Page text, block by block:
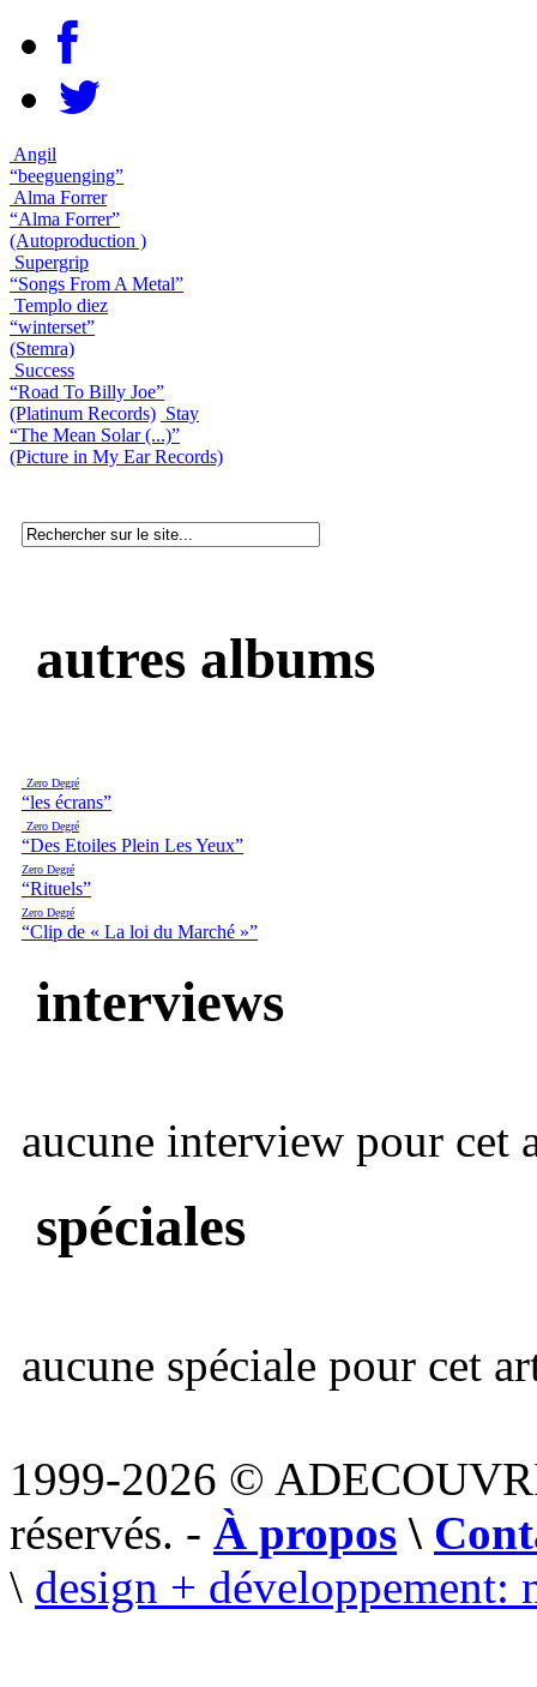
Angil
“beeguenging”
Alma Forrer
“Alma Forrer”
(Autoproduction )
Supergrip
“Songs From A Metal”
Templo diez
“winterset”
(Stemra)
Success
“Road To Billy Joe”
(Platinum Records) Stay
“The Mean Solar (...)”
(Picture in My Ear Records)
autres albums
Zero Degré
“les écrans”
Zero Degré
“Des Etoiles Plein Les Yeux”
Zero Degré
“Rituels”
Zero Degré
“Clip de « La loi du Marché »”
interviews
aucune interview pour cet
spéciales
aucune spéciale pour cet
1999-2026 ©
réservés. - À propos \
\ design + développement: